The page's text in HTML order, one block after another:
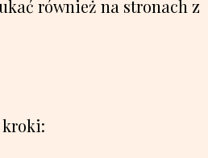
również na stronach z
kroki: